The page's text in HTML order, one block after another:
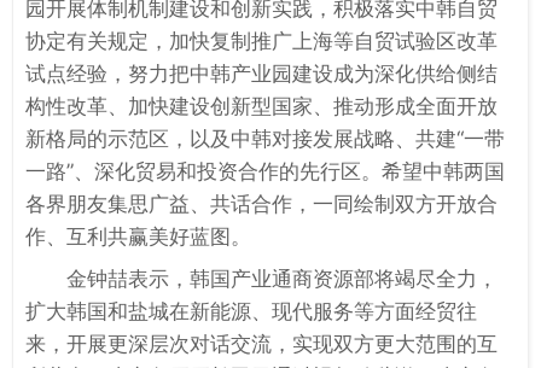
园开展体制机制建设和创新实践，积极落实中韩自贸
协定有关规定，加快复制推广上海等自贸试验区改革
试点经验，努力把中韩产业园建设成为深化供给侧结
构性改革、加快建设创新型国家、推动形成全面开放
新格局的示范区，以及中韩对接发展战略、共建“一带
一路”、深化贸易和投资合作的先行区。希望中韩两国
各界朋友集思广益、共话合作，一同绘制双方开放合
作、互利共赢美好蓝图。
金钟喆表示，韩国产业通商资源部将竭尽全力，
扩大韩国和盐城在新能源、现代服务等方面经贸往
来，开展更深层次对话交流，实现双方更大范围的互